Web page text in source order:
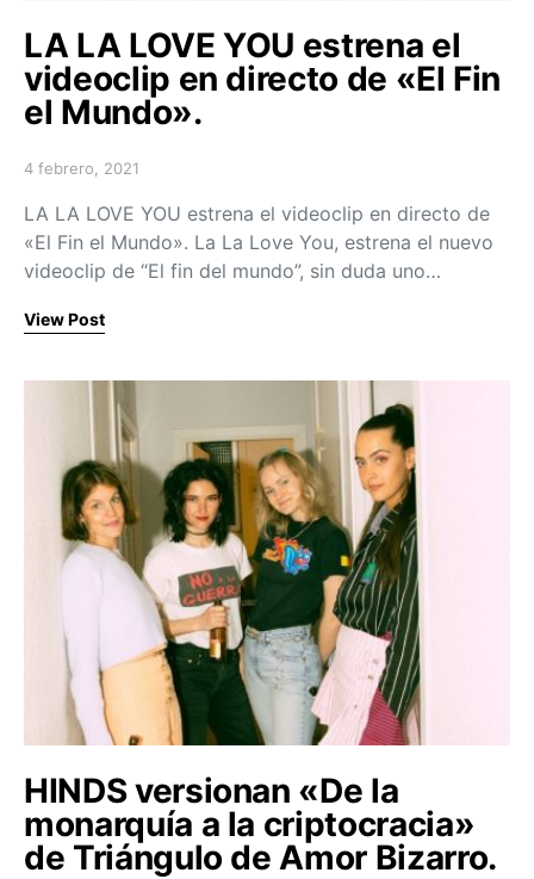
LA LA LOVE YOU estrena el
videoclip en directo de «El Fin
el Mundo».
Posted on
4 febrero, 2021
LA LA LOVE YOU estrena el videoclip en directo de
«El Fin el Mundo». La La Love You, estrena el nuevo
videoclip de “El fin del mundo”, sin duda uno…
View Post
HINDS versionan «De la
monarquía a la criptocracia»
de Triángulo de Amor Bizarro.